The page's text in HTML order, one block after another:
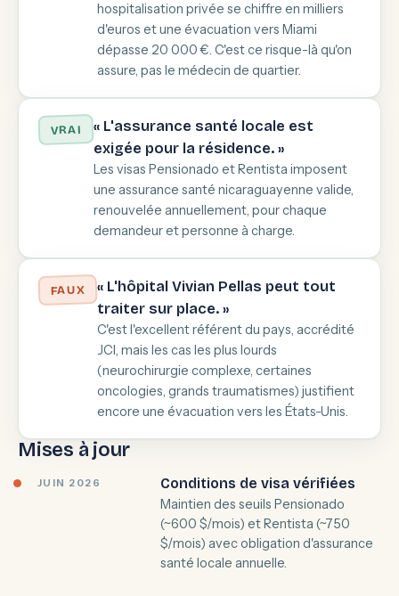
hospitalisation privée se chiffre en milliers
d'euros et une évacuation vers Miami
dépasse 20 000 €. C'est ce risque-là qu'on
assure, pas le médecin de quartier.
VRAI
« L'assurance santé locale est
exigée pour la résidence. »
Les visas Pensionado et Rentista imposent
une assurance santé nicaraguayenne valide,
renouvelée annuellement, pour chaque
demandeur et personne à charge.
FAUX
« L'hôpital Vivian Pellas peut tout
traiter sur place. »
C'est l'excellent référent du pays, accrédité
JCI, mais les cas les plus lourds
(neurochirurgie complexe, certaines
oncologies, grands traumatismes) justifient
encore une évacuation vers les États-Unis.
Mises à jour
JUIN 2026 Conditions de visa vérifiées
Maintien des seuils Pensionado
(~600 $/mois) et Rentista (~750
$/mois) avec obligation d'assurance
santé locale annuelle.